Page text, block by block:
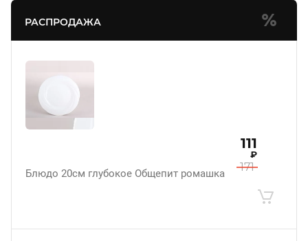
РАСПРОДАЖА
Блюдо 20см глубокое Общепит ромашка 171
111
₽